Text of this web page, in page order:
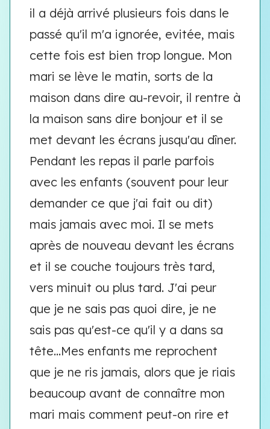
il a déjà arrivé plusieurs fois dans le
passé qu'il m'a ignorée, evitée, mais
cette fois est bien trop longue. Mon
mari se lève le matin, sorts de la
maison dans dire au-revoir, il rentre à
la maison sans dire bonjour et il se
met devant les écrans jusqu'au dîner.
Pendant les repas il parle parfois
avec les enfants (souvent pour leur
demander ce que j'ai fait ou dit)
mais jamais avec moi. Il se mets
après de nouveau devant les écrans
et il se couche toujours très tard,
vers minuit ou plus tard. J'ai peur
que je ne sais pas quoi dire, je ne
sais pas qu'est-ce qu'il y a dans sa
tête...Mes enfants me reprochent
que je ne ris jamais, alors que je riais
beaucoup avant de connaître mon
mari mais comment peut-on rire et